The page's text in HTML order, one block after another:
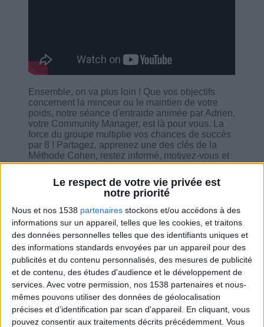
Le respect de votre vie privée est
notre priorité
Nous et nos 1538 partenaires stockons et/ou accédons à des
informations sur un appareil, telles que les cookies, et traitons
des données personnelles telles que des identifiants uniques et
des informations standards envoyées par un appareil pour des
publicités et du contenu personnalisés, des mesures de publicité
et de contenu, des études d'audience et le développement de
services. Avec votre permission, nos 1538 partenaires et nous-
mêmes pouvons utiliser des données de géolocalisation
précises et d’identification par scan d'appareil. En cliquant, vous
pouvez consentir aux traitements décrits précédemment. Vous
Ensemble, on va plus loin ! Que vos objectifs
concernent la minceur ou le maintien de votre
poids, notre séance d'entraide animée par Adrien,
votre Community Manager, est là pour vous. La
force du groupe multiplie vos chances de succès
par 8 ! Partagez, apprenez une des clés de la
Méthode Cohen, restez informé, motivez-vous et
trouvez les outils et le soutien qu'il vous faut.
Sans oublier un espace dédié pour obtenir les
réponses à toutes vos questions.
Combien de kilos souhaitez-vous perdre ?
Moins de
5 kilos
De 5 à 10
kilos
Plus de
10 kilos